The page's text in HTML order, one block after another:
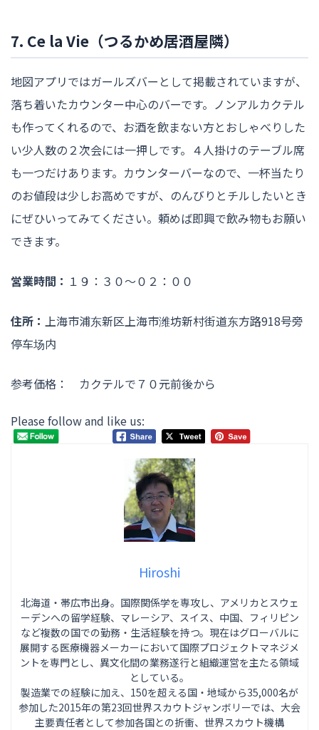
7. Ce la Vie（つるかめ居酒屋隣）
地図アプリではガールズバーとして掲載されていますが、
落ち着いたカウンター中心のバーです。ノンアルカクテル
も作ってくれるので、お酒を飲まない方とおしゃべりした
い少人数の２次会には一押しです。４人掛けのテーブル席
も一つだけあります。カウンターバーなので、一杯当たり
のお値段は少しお高めですが、のんびりとチルしたいとき
にぜひいってみてください。頼めば即興で飲み物もお願い
できます。
営業時間： １９：３０〜０２：００
住所： 上海市浦东新区上海市潍坊新村街道东方路918号旁
停车场内
参考価格： カクテルで７０元前後から
Please follow and like us:
Hiroshi
北海道・帯広市出身。国際関係学を専攻し、アメリカとスウェ
ーデンへの留学経験、マレーシア、スイス、中国、フィリピン
など複数の国での勤務・生活経験を持つ。現在はグローバルに
展開する医療機器メーカーにおいて国際プロジェクトマネジメ
ントを専門とし、異文化間の業務遂行と組織運営を主たる領域
としている。
製造業での経験に加え、150を超える国・地域から35,000名が
参加した2015年の第23回世界スカウトジャンボリーでは、大会
主要責任者として参加各国との折衝、世界スカウト機構